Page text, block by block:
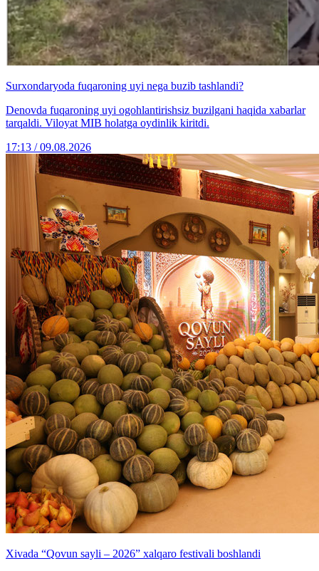
Surxondaryoda fuqaroning uyi nega buzib tashlandi?
Denovda fuqaroning uyi ogohlantirishsiz buzilgani haqida xabarlar
tarqaldi. Viloyat MIB holatga oydinlik kiritdi.
17:13 / 09.08.2026
Xivada “Qovun sayli – 2026” xalqaro festivali boshlandi